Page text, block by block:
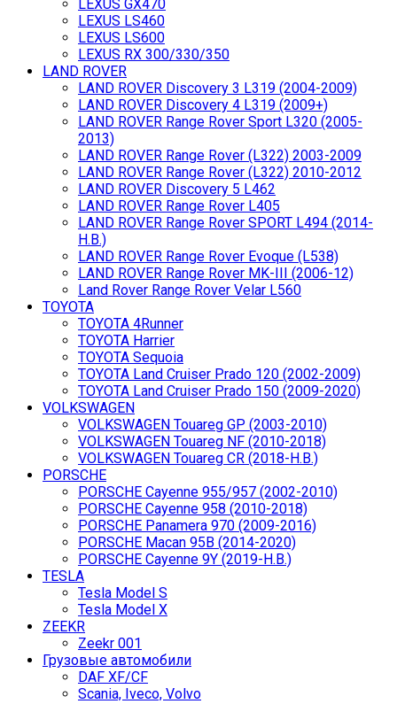
LEXUS GX470
LEXUS LS460
LEXUS LS600
LEXUS RX 300/330/350
LAND ROVER
LAND ROVER Discovery 3 L319 (2004-2009)
LAND ROVER Discovery 4 L319 (2009+)
LAND ROVER Range Rover Sport L320 (2005-
2013)
LAND ROVER Range Rover (L322) 2003-2009
LAND ROVER Range Rover (L322) 2010-2012
LAND ROVER Discovery 5 L462
LAND ROVER Range Rover L405
LAND ROVER Range Rover SPORT L494 (2014-
Н.В.)
LAND ROVER Range Rover Evoque (L538)
LAND ROVER Range Rover MK-III (2006-12)
Land Rover Range Rover Velar L560
TOYOTA
TOYOTA 4Runner
TOYOTA Harrier
TOYOTA Sequoia
TOYOTA Land Cruiser Prado 120 (2002-2009)
TOYOTA Land Cruiser Prado 150 (2009-2020)
VOLKSWAGEN
VOLKSWAGEN Touareg GP (2003-2010)
VOLKSWAGEN Touareg NF (2010-2018)
VOLKSWAGEN Touareg CR (2018-Н.В.)
PORSCHE
PORSCHE Cayenne 955/957 (2002-2010)
PORSCHE Cayenne 958 (2010-2018)
PORSCHE Panamera 970 (2009-2016)
PORSCHE Macan 95B (2014-2020)
PORSCHE Cayenne 9Y (2019-Н.В.)
TESLA
Tesla Model S
Tesla Model X
ZEEKR
Zeekr 001
Грузовые автомобили
DAF XF/CF
Scania, Iveco, Volvo